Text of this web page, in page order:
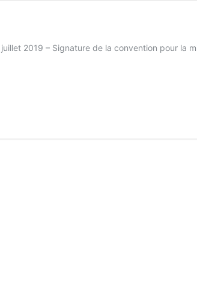
2019 – Signature de la convention pour